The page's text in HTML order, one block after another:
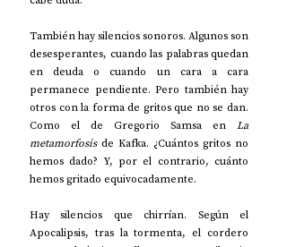
También hay silencios sonoros. Algunos son
desesperantes, cuando las palabras quedan
en deuda o cuando un cara a cara
permanece pendiente. Pero también hay
otros con la forma de gritos que no se dan.
Como el de Gregorio Samsa en La
metamorfosis de Kafka. ¿Cuántos gritos no
hemos dado? Y, por el contrario, cuánto
hemos gritado equivocadamente.
Hay silencios que chirrían. Según el
Apocalipsis, tras la tormenta, el cordero